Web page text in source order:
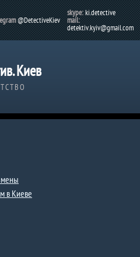
@DetectiveKiev
skype:ki.detective
mail:
detektiv.kyiv@gmail.com
Киев
в Киеве